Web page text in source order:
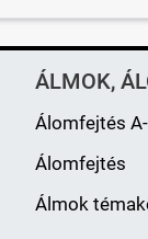
ÁLMOK,
Álomfejtés
Álomfejtés
Álmok